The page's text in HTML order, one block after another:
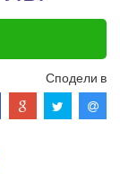
Сподели в